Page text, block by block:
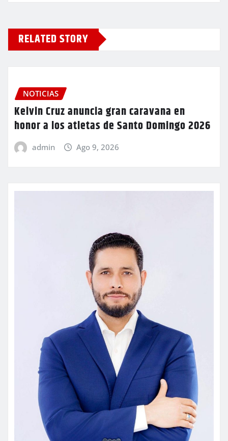
RELATED STORY
NOTICIAS
Kelvin Cruz anuncia gran caravana en
honor a los atletas de Santo Domingo 2026
admin Ago 9, 2026